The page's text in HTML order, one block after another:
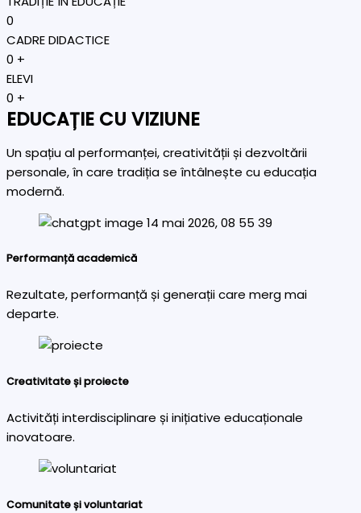
0
CADRE DIDACTICE
0 +
ELEVI
0 +
EDUCAȚIE CU VIZIUNE
Un spațiu al performanței, creativității și dezvoltării
personale, în care tradiția se întâlnește cu educația
modernă.
Performanță academică
Rezultate, performanță și generații care merg mai
departe.
Creativitate și proiecte
Activități interdisciplinare și inițiative educaționale
inovatoare.
Comunitate și voluntariat